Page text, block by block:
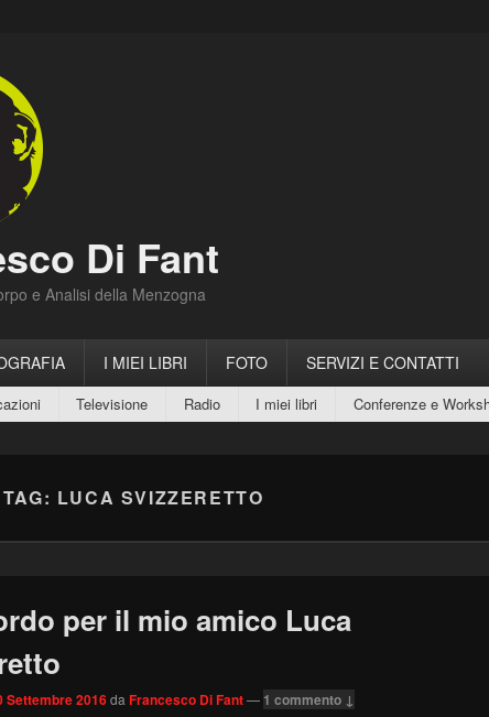
Di Fant
e Analisi della Menzogna
I MIEI LIBRI FOTO SERVIZI E CONTATTI
Televisione Radio I miei libri Conferenze e
LUCA SVIZZERETTO
per il mio amico Luca
Settembre 2016da Francesco Di Fant— 1 commento ↓